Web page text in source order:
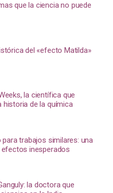
que la ciencia no puede
del «efecto Matilda»
la científica que
historia de la química
para trabajos similares: una
inesperados
la doctora que